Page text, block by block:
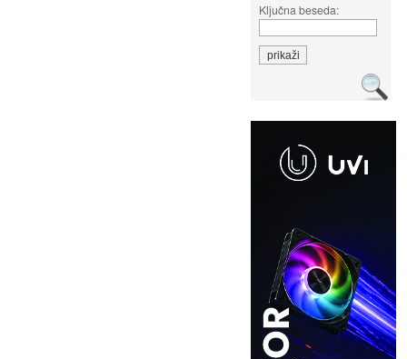
Ključna beseda: